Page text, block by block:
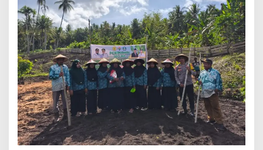
D
e
s
a
J
i
k
o
M
e
l
u